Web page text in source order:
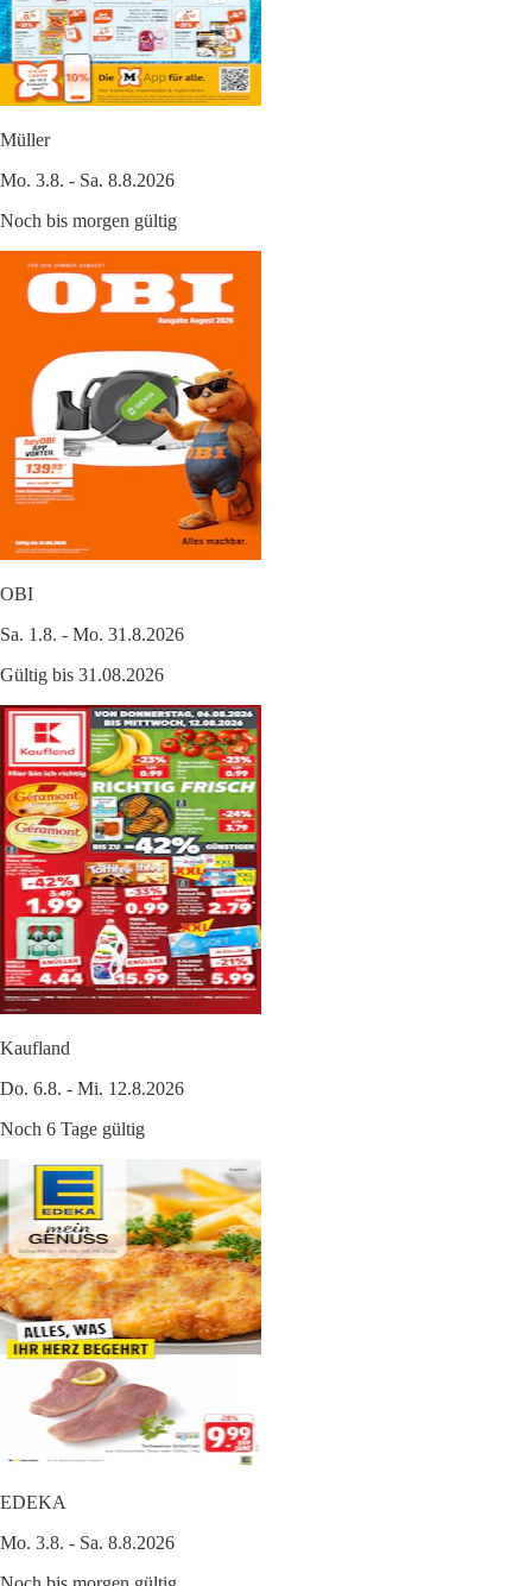
Müller
Mo. 3.8. - Sa. 8.8.2026
Noch bis morgen gültig
OBI
Sa. 1.8. - Mo. 31.8.2026
Gültig bis 31.08.2026
Kaufland
Do. 6.8. - Mi. 12.8.2026
Noch 6 Tage gültig
EDEKA
Mo. 3.8. - Sa. 8.8.2026